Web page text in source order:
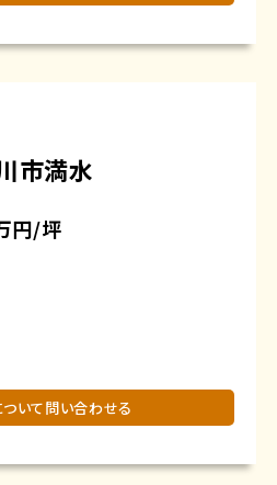
市満水
円/坪
いて問い合わせる